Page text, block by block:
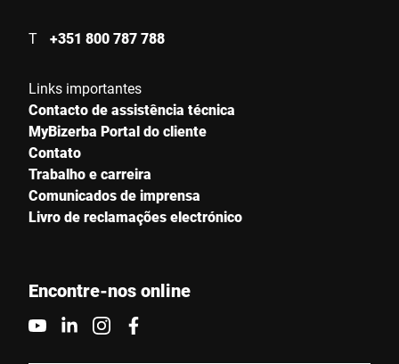
Contacte-nos *
Confirmo que concordo com o uso dos meus dados para
processar essa solicitação Informações adicionais podem ser
encontradas noDeclaração de proteção de dados
Click to start verification
T +351 800 787 788
Links importantes
Contacto de assistência técnica
MyBizerba Portal do cliente
Contato
Trabalho e carreira
Comunicados de imprensa
Livro de reclamações electrónico
Encontre-nos online